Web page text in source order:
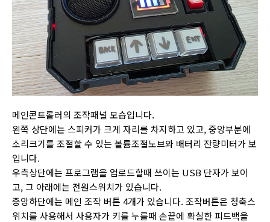
메인콘트롤러의 조작패널 모습입니다.
왼쪽 상단에는 스피커가 크게 자리를 차지하고 있고, 중앙부분에
소리크기를 조절할 수 있는 볼륨조절노브와 배터리 잔량미터가 보
입니다.
우측상단에는 프로그램을 업로드할때 쓰이는 USB 단자가 보이
고, 그 아래에는 전원스위치가 있습니다.
중앙하단에는 메인 조작 버튼 4개가 있습니다. 조작버튼은 청축스
위치를 사용해서 사용자가 키를 누를때 손끝에 확실한 피드백을